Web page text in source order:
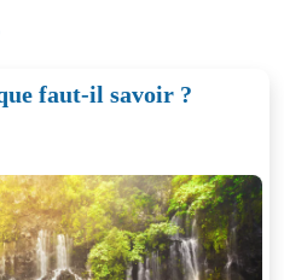
faut-il savoir ?